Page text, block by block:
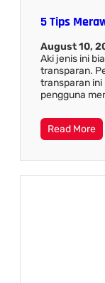
5 Tips
August 10,
Aki jenis ini
transparan.
transparan
pengguna
Read More